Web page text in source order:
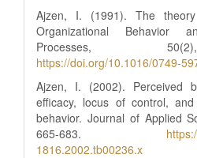
Ajzen, I. (1991). The
Organizational Behavior
Processes,
https://doi.org/10.1016/0749-
Ajzen, I. (2002). Perceived
efficacy, locus of control,
behavior. Journal of Applied
665-683.
1816.2002.tb00236.x